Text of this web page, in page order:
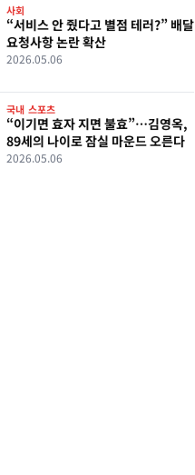
사회
“서비스 안 줬다고 별점 테러?” 배달
요청사항 논란 확산
2026.05.06
국내 스포츠
“이기면 효자 지면 불효”…김영옥,
89세의 나이로 잠실 마운드 오른다
2026.05.06